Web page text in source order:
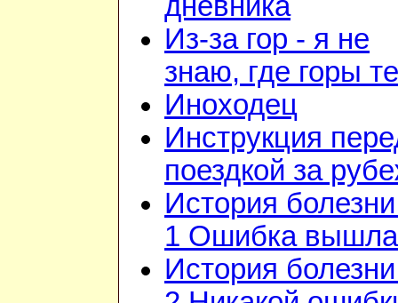
дневника
Из-за гор - я не
знаю, где горы те
Иноходец
Инструкция
поездкой за
История
1 Ошибка вышла
История